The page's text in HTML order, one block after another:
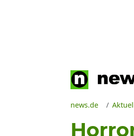
news.de